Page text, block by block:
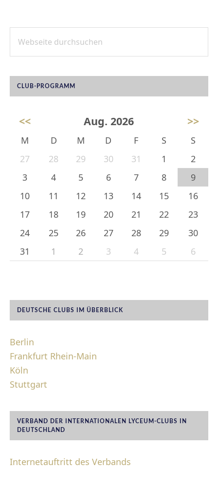
SEITENSPALTE
durchsuchen
CLUB-PROGRAMM
<< Aug. 2026 >>
M D M D F S
S
27
28 29 30 31 1
2
3
4 5 6 7 8
9
10
11 12 13 14 15
16
17
18 19 20 21 22
23
24
25 26 27 28 29
30
31
1 2 3 4 5 6
DEUTSCHE CLUBS IM ÜBERBLICK
Berlin
Frankfurt Rhein-Main
Köln
Stuttgart
VERBAND DER INTERNATIONALEN LYCEUM-CLUBS IN
DEUTSCHLAND
Internetauftritt des Verbands